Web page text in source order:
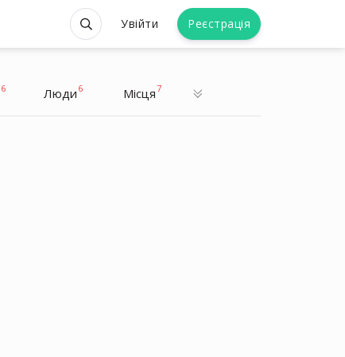
Увійти Реєстрація
6 Люди 6 Місця7